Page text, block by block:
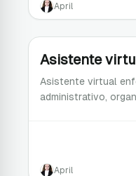
April
Asistente
Asistente virtual
administrativo,
April